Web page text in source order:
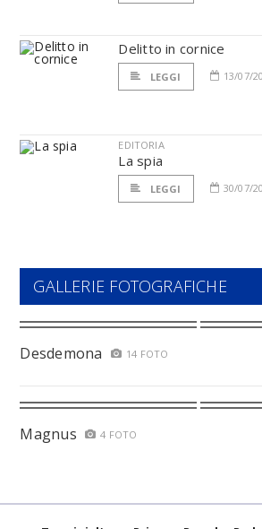
Delitto in cornice
LEGGI 13/07/
EDITORIA
La spia
LEGGI 30/07/
GALLERIE FOTOGRAFICHE
Desdemona 14 FOTO
Magnus 4 FOTO